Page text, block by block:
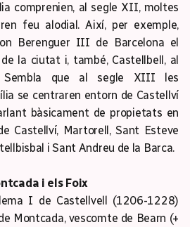
comprenien, al segle XII, moltes
feu alodial. Així, per exemple,
Berenguer III de Barcelona el
la ciutat i, també, Castellbell, al
Sembla que al segle XIII les
se centraren entorn de Castellví
bàsicament de propietats en
Castellví, Martorell, Sant Esteve
i Sant Andreu de la Barca.
i els Foix
I de Castellvell (1206-1228)
Montcada, vescomte de Bearn (+